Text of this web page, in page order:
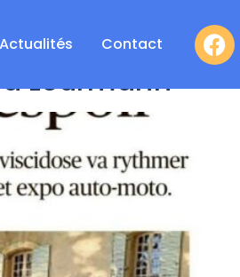
Actualités Contact
Lourmarin